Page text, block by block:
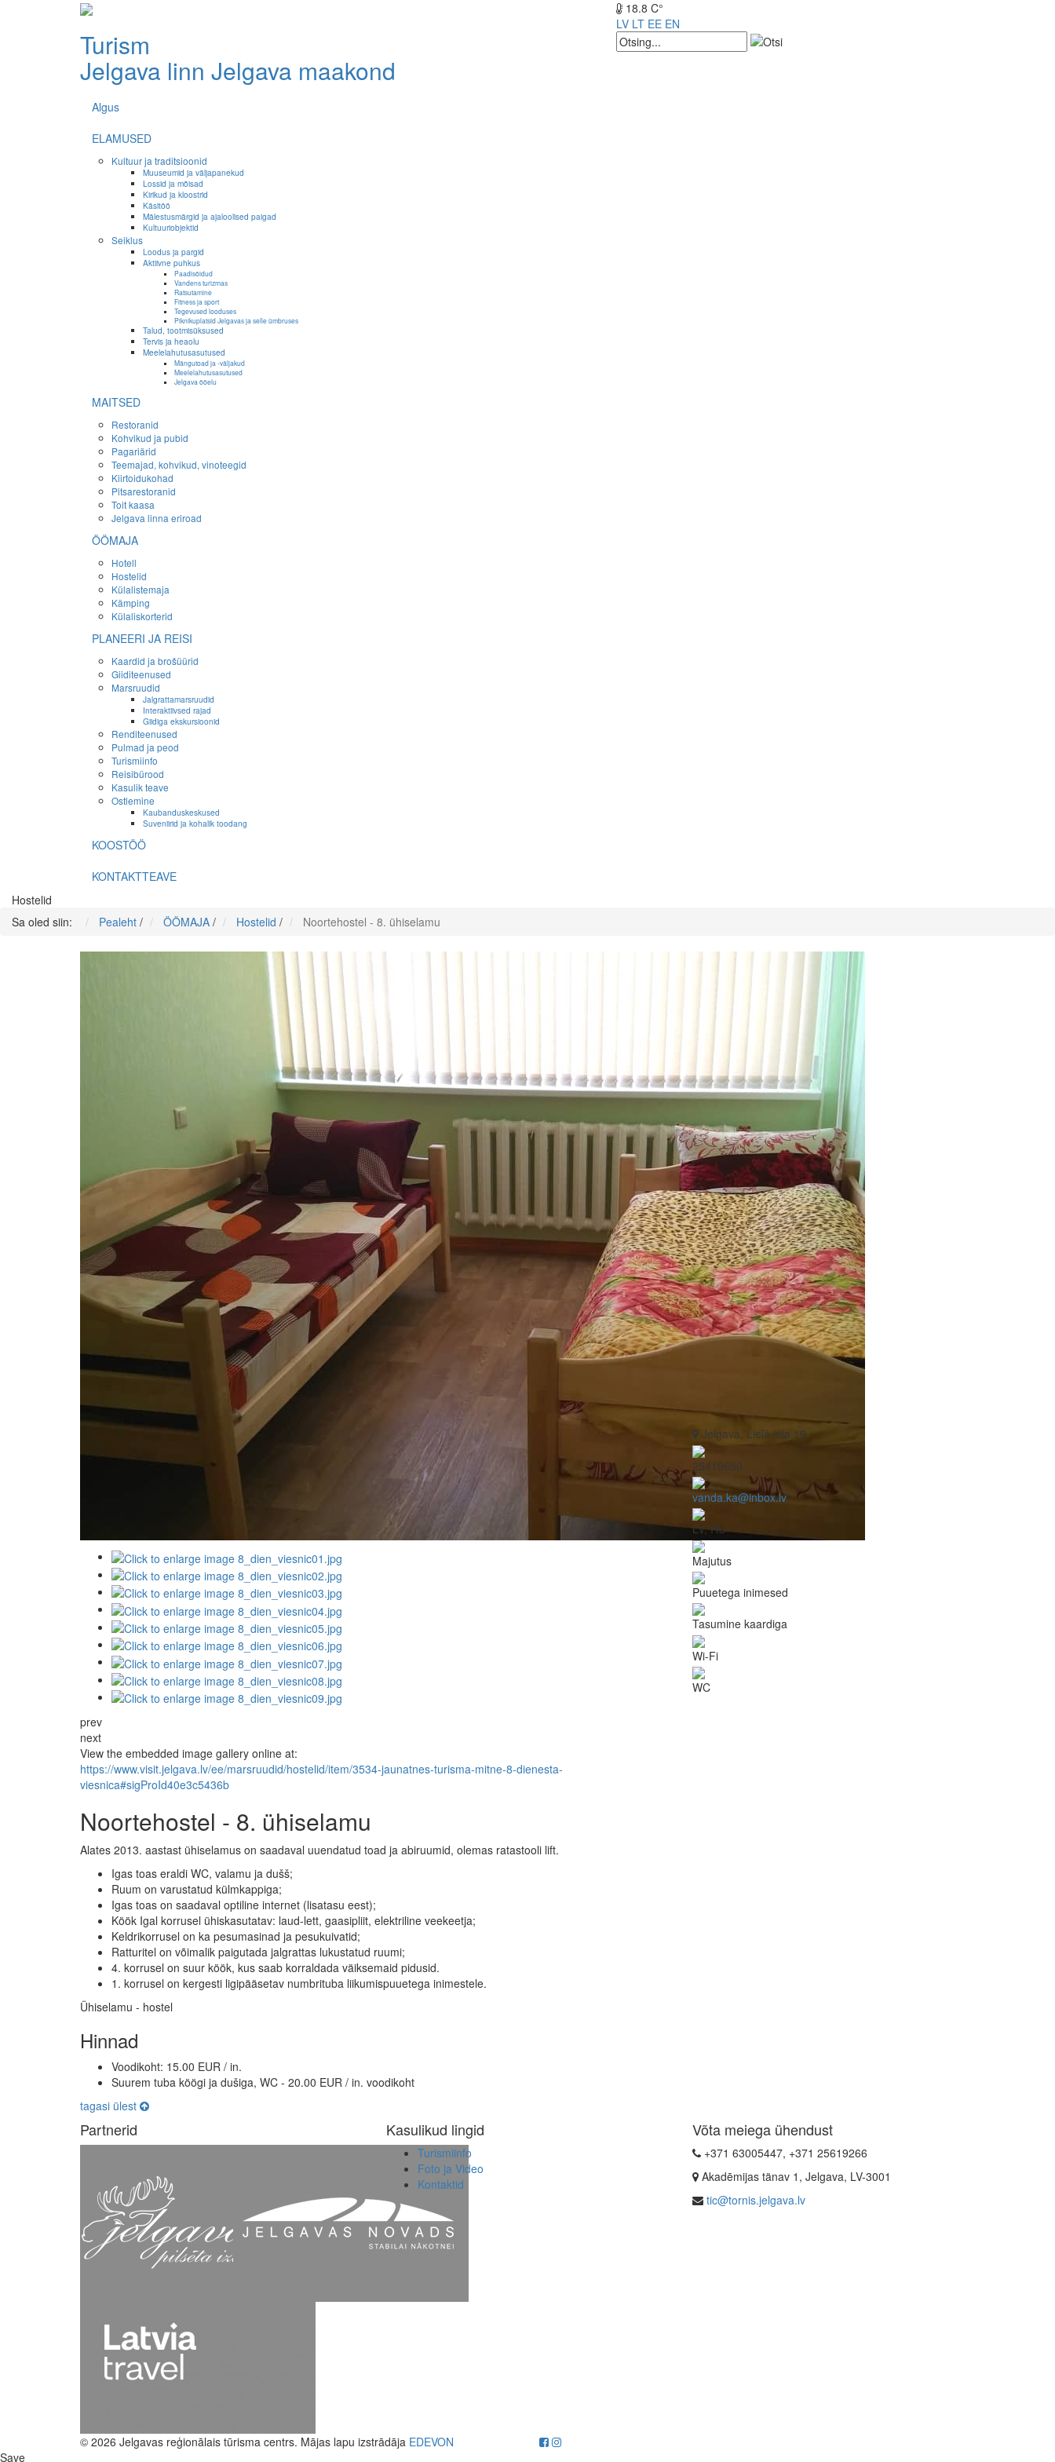
Turism
Jelgava linn Jelgava maakond
18.8 C°
LV LT EE EN
Algus
ELAMUSED
Kultuur ja traditsioonid
Muuseumid ja väljapanekud
Lossid ja mõisad
Kirikud ja kloostrid
Käsitöö
Mälestusmärgid ja ajaloolised paigad
Kultuuriobjektid
Seiklus
Loodus ja pargid
Aktiivne puhkus
Paadisõidud
Vandens turizmas
Ratsutamine
Fitness ja sport
Tegevused looduses
Piknikuplatsid Jelgavas ja selle ümbruses
Talud, tootmisüksused
Tervis ja heaolu
Meelelahutusasutused
Mängutoad ja -väljakud
Meelelahutusasutused
Jelgava ööelu
MAITSED
Restoranid
Kohvikud ja pubid
Pagariärid
Teemajad, kohvikud, vinoteegid
Kiirtoidukohad
Pitsarestoranid
Toit kaasa
Jelgava linna eriroad
ÖÖMAJA
Hotell
Hostelid
Külalistemaja
Kämping
Külaliskorterid
PLANEERI JA REISI
Kaardid ja brošüürid
Giiditeenused
Marsruudid
Jalgrattamarsruudid
Interaktiivsed rajad
Giidiga ekskursioonid
Renditeenused
Pulmad ja peod
Turismiinfo
Reisibürood
Kasulik teave
Ostlemine
Kaubanduskeskused
Suveniirid ja kohalik toodang
KOOSTÖÖ
KONTAKTTEAVE
Hostelid
Sa oled siin:
Pealeht / ÖÖMAJA / Hostelid / Noortehostel - 8. ühiselamu
prev
next
View the embedded image gallery online at:
https://www.visit.jelgava.lv/ee/marsruudid/hostelid/item/3534-jaunatnes-turisma-mitne-8-dienesta-
viesnica#sigProId40e3c5436b
Noortehostel - 8. ühiselamu
Alates 2013. aastast ühiselamus on saadaval uuendatud toad ja abiruumid, olemas ratastooli lift.
Igas toas eraldi WC, valamu ja dušš;
Ruum on varustatud külmkappiga;
Igas toas on saadaval optiline internet (lisatasu eest);
Köök Igal korrusel ühiskasutatav: laud-lett, gaasipliit, elektriline veekeetja;
Keldrikorrusel on ka pesumasinad ja pesukuivatid;
Ratturitel on võimalik paigutada jalgrattas lukustatud ruumi;
4. korrusel on suur köök, kus saab korraldada väiksemaid pidusid.
1. korrusel on kergesti ligipääsetav numbrituba liikumispuuetega inimestele.
Ühiselamu - hostel
Hinnad
Voodikoht: 15.00 EUR / in.
Suurem tuba köögi ja dušiga, WC - 20.00 EUR / in. voodikoht
tagasi ülest
Jelgava, Lielā iela 19
25419650
vanda.ka@inbox.lv
LV, RU
Majutus
Puuetega inimesed
Tasumine kaardiga
Wi-Fi
WC
Partnerid Kasulikud lingid
Turismiinfo
Foto ja Video
Kontaktid
Võta meiega ühendust
+371 63005447, +371 25619266
Akadēmijas tänav 1, Jelgava, LV-3001
tic@tornis.jelgava.lv
© 2026 Jelgavas reģionālais tūrisma centrs. Mājas lapu izstrādāja EDEVON
Save